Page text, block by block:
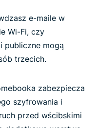
e-maile w
Wi-Fi, czy
publiczne mogą
trzecich.
zabezpiecza
szyfrowania i
przed wścibskimi